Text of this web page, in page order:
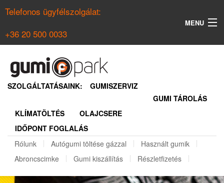
Telefonos ügyfélszolgálat:
+36 20 500 0033
MENU
NYÁRI GUMI KERESŐ
REGISZTRÁCIÓ
SZOLGÁLTATÁSAINK:
GUMISZERVIZ
GUMI TÁROLÁS
KLÍMATÖLTÉS
OLAJCSERE
IDŐPONT FOGLALÁS
Rólunk
Autógumi töltése gázzal
Használt gumik
Abroncscimke
Gumi kiszállítás Részletfizetés